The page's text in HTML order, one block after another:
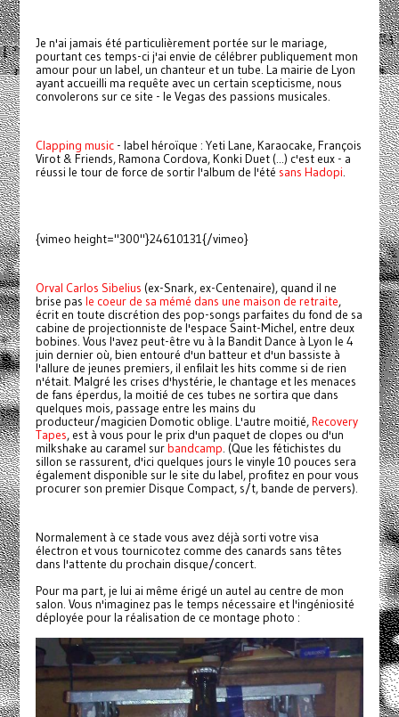
Je n'ai jamais été particulièrement portée sur le mariage,
pourtant ces temps-ci j'ai envie de célébrer publiquement mon
amour pour un label, un chanteur et un tube. La mairie de Lyon
ayant accueilli ma requête avec un certain scepticisme, nous
convolerons sur ce site - le Vegas des passions musicales.
Clapping music- label héroïque : Yeti Lane, Karaocake, François
Virot & Friends, Ramona Cordova, Konki Duet (...) c'est eux - a
réussi le tour de force de sortir l'album de l'été sans Hadopi.
{vimeo height="300"}24610131{/vimeo}
Orval Carlos Sibelius (ex-Snark, ex-Centenaire), quand il ne
brise pas le coeur de sa mémé dans une maison de retraite,
écrit en toute discrétion des pop-songs parfaites du fond de sa
cabine de projectionniste de l'espace Saint-Michel, entre deux
bobines. Vous l'avez peut-être vu à la Bandit Dance à Lyon le 4
juin dernier où, bien entouré d'un batteur et d'un bassiste à
l'allure de jeunes premiers, il enfilait les hits comme si de rien
n'était. Malgré les crises d'hystérie, le chantage et les menaces
de fans éperdus, la moitié de ces tubes ne sortira que dans
quelques mois, passage entre les mains du
producteur/magicien Domotic oblige. L'autre moitié,Recovery
Tapes, est à vous pour le prix d'un paquet de clopes ou d'un
milkshake au caramel surbandcamp. (Que les fétichistes du
sillon se rassurent, d'ici quelques jours le vinyle 10 pouces sera
également disponible sur le site du label, profitez en pour vous
procurer son premier Disque Compact, s/t, bande de pervers).
Normalement à ce stade vous avez déjà sorti votre visa
électron et vous tournicotez comme des canards sans têtes
dans l'attente du prochain disque/concert.
Pour ma part, je lui ai même érigé un autel au centre de mon
salon. Vous n'imaginez pas le temps nécessaire et l'ingéniosité
déployée pour la réalisation de ce montage photo :